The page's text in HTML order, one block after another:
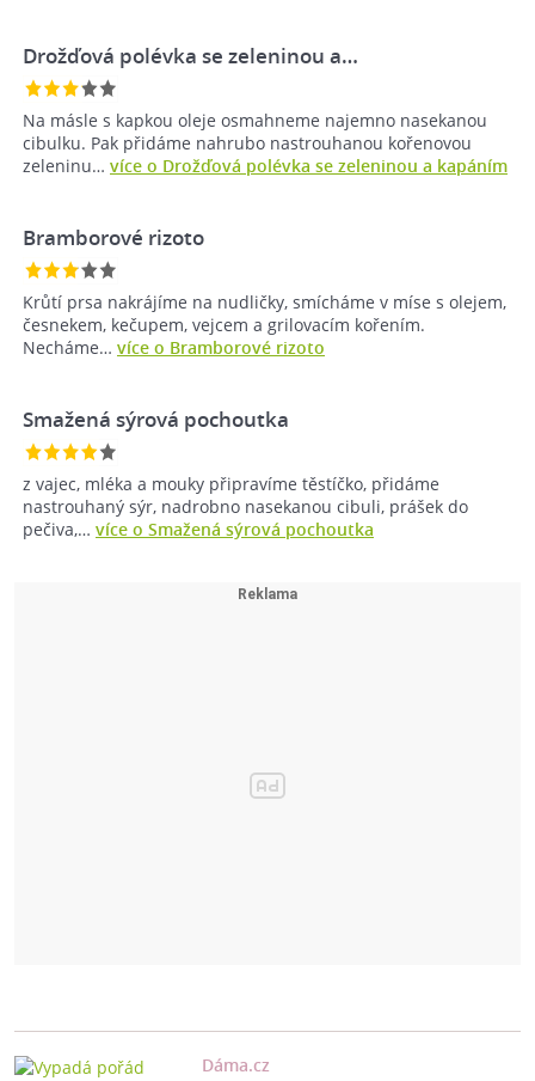
Drožďová polévka se zeleninou a…
Na másle s kapkou oleje osmahneme najemno nasekanou
cibulku. Pak přidáme nahrubo nastrouhanou kořenovou
zeleninu… více o Drožďová polévka se zeleninou a kapáním
Bramborové rizoto
Krůtí prsa nakrájíme na nudličky, smícháme v míse s olejem,
česnekem, kečupem, vejcem a grilovacím kořením.
Necháme… více o Bramborové rizoto
Smažená sýrová pochoutka
z vajec, mléka a mouky připravíme těstíčko, přidáme
nastrouhaný sýr, nadrobno nasekanou cibuli, prášek do
pečiva,… více o Smažená sýrová pochoutka
Dáma.cz